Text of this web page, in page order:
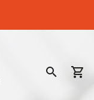
search shopping_cart